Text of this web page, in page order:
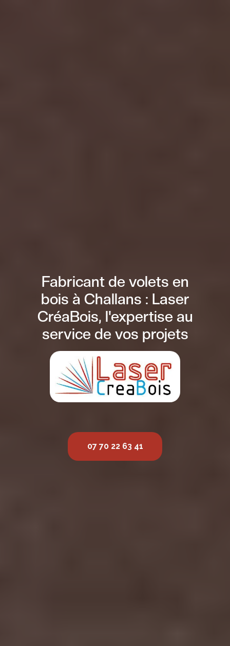
Fabricant de volets en
bois à Challans : Laser
CréaBois, l'expertise au
service de vos projets
07 70 22 63 41